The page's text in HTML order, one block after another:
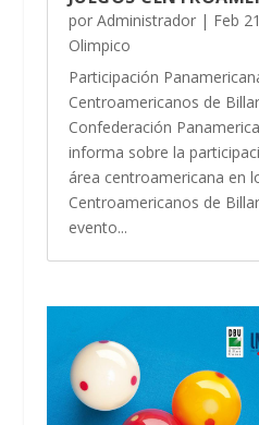
por Administrador| Feb
Olimpico
Participación
Centroamericanos de
Confederación
informa sobre la
área centroamericana en
Centroamericanos de
evento...